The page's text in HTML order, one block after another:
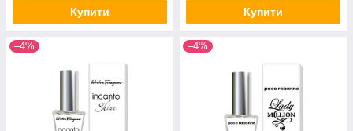
Купити Купити
–4% –4%